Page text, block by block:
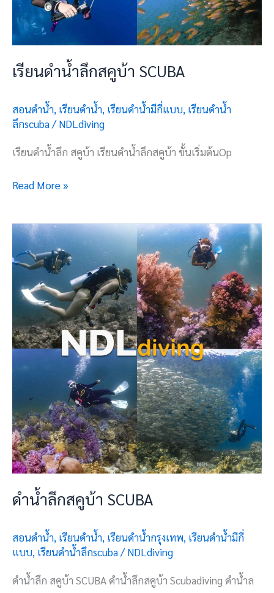
เรียนดำน้ำลึกสคูบ้า SCUBA
สอนดำน้ำ, เรียนดำน้ำ, เรียนดำน้ำมีกี่แบบ, เรียนดำน้ำ
ลึกscuba/NDLdiving
เรียนดำน้ำลึก สคูบ้า เรียนดำน้ำลึกสคูบ้า ขั้นเริ่มต้นOp
Read More »
ดำน้ำลึกสคูบ้า SCUBA
สอนดำน้ำ, เรียนดำน้ำ, เรียนดำน้ำกรุงเทพ, เรียนดำน้ำมีกี่
แบบ, เรียนดำน้ำลึกscuba/NDLdiving
ดำน้ำลึก สคูบ้า SCUBA ดำน้ำลึกสคูบ้า Scubadiving ดำน้ำล
ดำ
น้ำ
ลึก
บ้า
SCUBA